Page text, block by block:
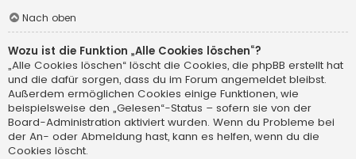
Nach oben
Wozu ist die Funktion „Alle Cookies löschen“?
„Alle Cookies löschen“ löscht die Cookies, die phpBB erstellt hat
und die dafür sorgen, dass du im Forum angemeldet bleibst.
Außerdem ermöglichen Cookies einige Funktionen, wie
beispielsweise den „Gelesen“-Status – sofern sie von der
Board-Administration aktiviert wurden. Wenn du Probleme bei
der An- oder Abmeldung hast, kann es helfen, wenn du die
Cookies löscht.